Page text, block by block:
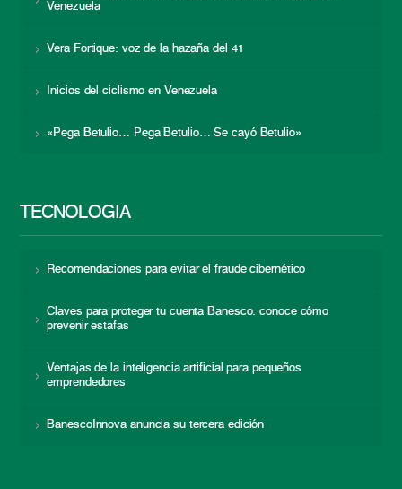
Venezuela
Vera Fortique: voz de la hazaña del 41
Inicios del ciclismo en Venezuela
«Pega Betulio… Pega Betulio… Se cayó Betulio»
TECNOLOGÍA
Recomendaciones para evitar el fraude cibernético
Claves para proteger tu cuenta Banesco: conoce cómo
prevenir estafas
Ventajas de la inteligencia artificial para pequeños
emprendedores
BanescoInnova anuncia su tercera edición